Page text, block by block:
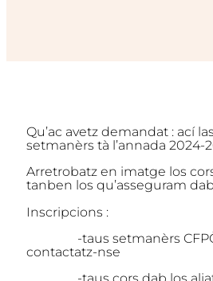
Qu’ac avetz demandat : ací
setmanèrs tà l’annada 2024-
Arretrobatz en imatge los
tanben los qu’asseguram
Inscripcions :
-taus setmanèrs
contactatz-nse
-taus cors dab los aliats